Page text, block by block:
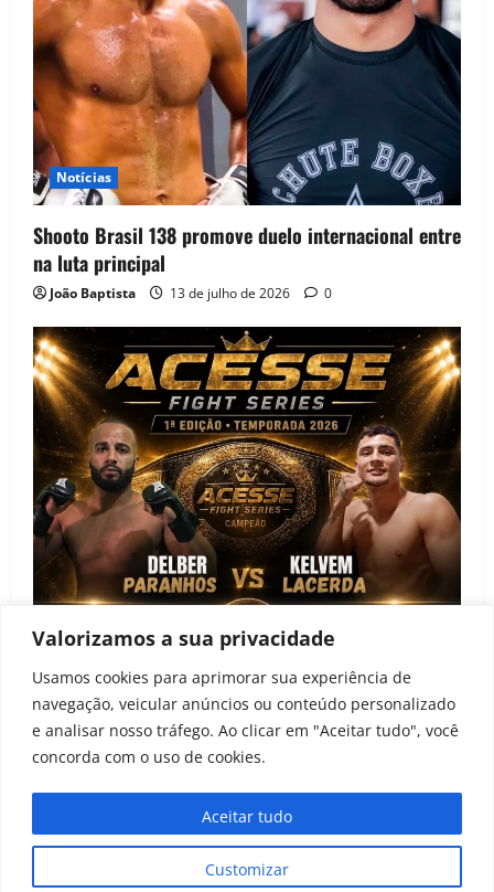
Valorizamos a sua privacidade
Usamos cookies para aprimorar sua experiência de
navegação, veicular anúncios ou conteúdo personalizado
e analisar nosso tráfego. Ao clicar em "Aceitar tudo", você
concorda com o uso de cookies.
Customizar
Aceitar tudo
Notícias
Shooto Brasil 138 promove duelo internacional entre
na luta principal
João Baptista 13 de julho de 2026 0
Acesse Fight Series anuncia primeira edição e
projeto de desenvolvimento para atletas amadores
Todos os direitos reservados ao Peleia MMA 2021-
2024|MoreNewsby AF themes.